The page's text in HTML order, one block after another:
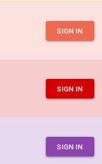
SIGN IN
SIGN IN
SIGN IN